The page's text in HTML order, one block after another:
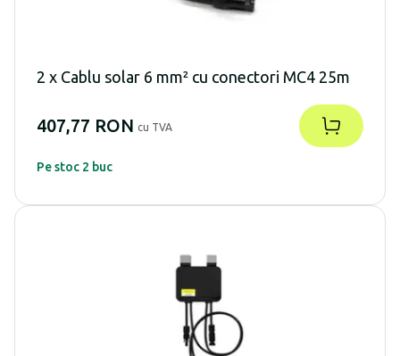
2 x Cablu solar 6 mm² cu conectori MC4 25m
407,77 RON cu TVA
Pe stoc 2 buc